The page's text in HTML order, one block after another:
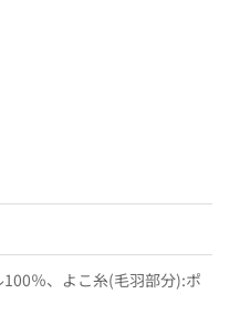
％、よこ糸(毛羽部分):ポ